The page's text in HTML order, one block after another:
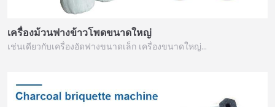
เครื่องม้วนฟางข้าวโพดขนาดใหญ่
เช่นเดียวกับเครื่องอัดฟางขนาดเล็ก เครื่องขนาดใหญ่…